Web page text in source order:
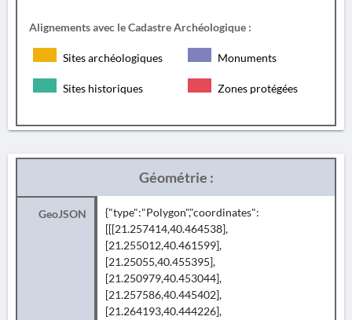
Alignements avec le Cadastre Archéologique :
Sites archéologiques Monuments
Sites historiques Zones protégées
Géométrie :
GeoJSON
{"type":"Polygon","coordinates":
[[[21.257414,40.464538],
[21.255012,40.461599],
[21.25055,40.455395],
[21.250979,40.453044],
[21.257586,40.445402],
[21.264193,40.444226],